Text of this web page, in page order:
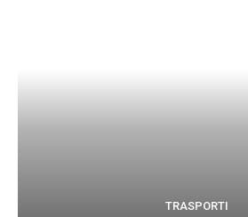
TRASPORTI